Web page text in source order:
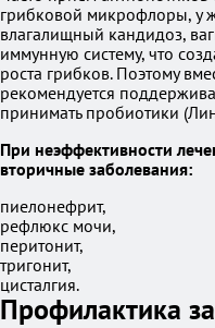
грибковой микрофлоры, у
влагалищный кандидоз,
иммунную систему, что
роста грибков. Поэтому
рекомендуется
принимать пробиотики
При неэффективности
вторичные заболевания:
пиелонефрит,
рефлюкс мочи,
перитонит,
тригонит,
цисталгия.
Профилактика